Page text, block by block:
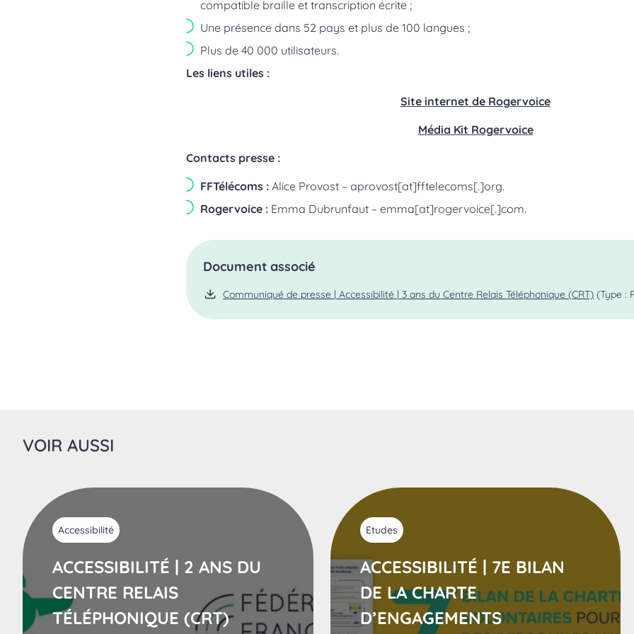
compatible braille et transcription écrite ;
Une présence dans 52 pays et plus de 100 langues ;
Plus de 40 000 utilisateurs.
Les liens utiles :
Site internet de Rogervoice
Média Kit Rogervoice
Contacts presse :
FFTélécoms : Alice Provost – aprovost[at]fftelecoms[.]org.
Rogervoice : Emma Dubrunfaut – emma[at]rogervoice[.]com.
Document associé
Communiqué de presse | Accessibilité | 3 ans du Centre Relais Téléphonique (CRT) (Type :
VOIR AUSSI
Accessibilité
ACCESSIBILITÉ | 2 ANS DU
CENTRE RELAIS
TÉLÉPHONIQUE (CRT)
Etudes
ACCESSIBILITÉ | 7E BILAN
DE LA CHARTE
D’ENGAGEMENTS